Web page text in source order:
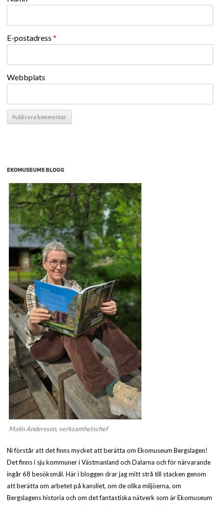
E-postadress *
Webbplats
EKOMUSEUMS BLOGG
Malin Andersson, verksamhetschef
Ni förstår att det finns mycket att berätta om Ekomuseum Bergslagen!
Det finns i sju kommuner i Västmanland och Dalarna och för närvarande
ingår 68 besöksmål. Här i bloggen drar jag mitt strå till stacken genom
att berätta om arbetet på kansliet, om de olika miljöerna, om
Bergslagens historia och om det fantastiska nätverk som är Ekomuseum